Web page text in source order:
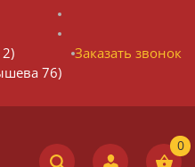
76)
Заказать звонок